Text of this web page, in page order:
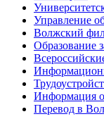
Управление
Волжский
Образование
Информация о
Перевод в